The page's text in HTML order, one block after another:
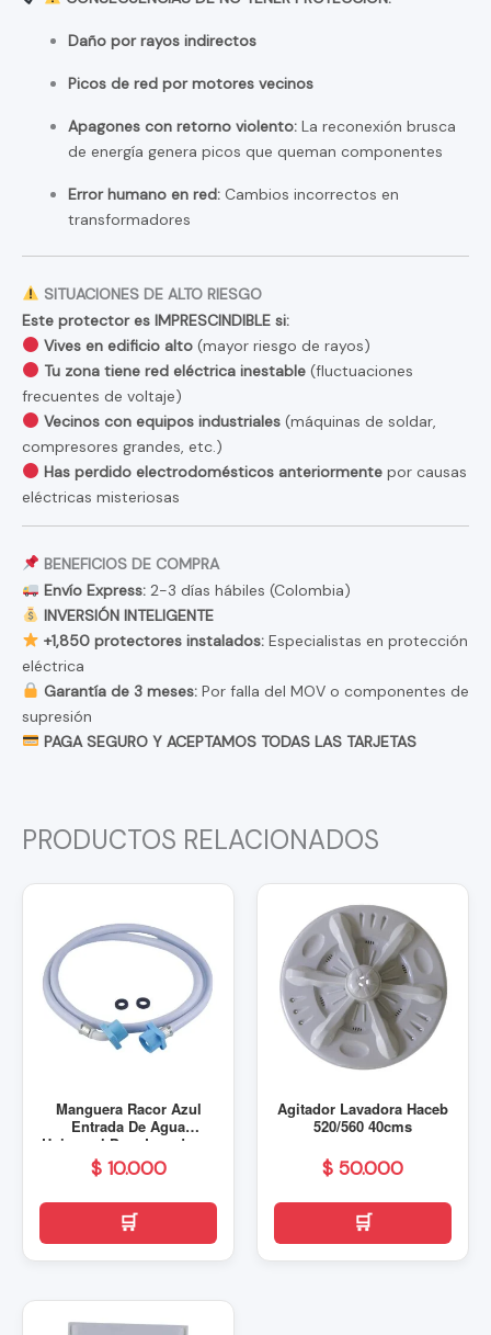
Daño por rayos indirectos
Picos de red por motores vecinos
Apagones con retorno violento: La reconexión brusca
de energía genera picos que queman componentes
Error humano en red: Cambios incorrectos en
transformadores
SITUACIONES DE ALTO RIESGO
Este protector es IMPRESCINDIBLE si:
Vives en edificio alto(mayor riesgo de rayos)
Tu zona tiene red eléctrica inestable(fluctuaciones
frecuentes de voltaje)
Vecinos con equipos industriales(máquinas de soldar,
compresores grandes, etc.)
Has perdido electrodomésticos anteriormentepor causas
eléctricas misteriosas
BENEFICIOS DE COMPRA
Envío Express:2-3 días hábiles (Colombia)
INVERSIÓN INTELIGENTE
+1,850 protectores instalados:Especialistas en protección
eléctrica
Garantía de 3 meses:Por falla del MOV o componentes de
supresión
PAGA SEGURO Y ACEPTAMOS TODAS LAS TARJETAS
PRODUCTOS RELACIONADOS
Manguera Racor Azul
Entrada De Agua
Universal Para Lavadoras
$10.000
Agitador Lavadora Haceb
520/560 40cms
$ 50.000